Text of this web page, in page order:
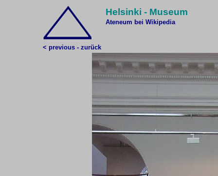
Helsinki - Museum
Ateneum bei Wikipedia
< previous - zurück